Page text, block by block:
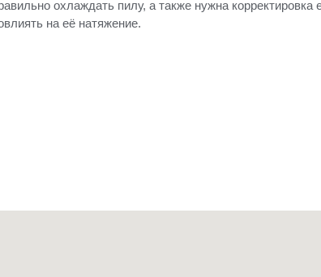
охлаждать пилу, а также нужна
на её натяжение.